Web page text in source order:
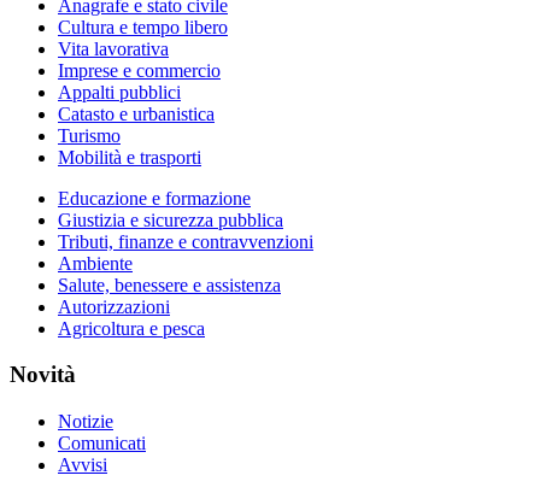
Anagrafe e stato civile
Cultura e tempo libero
Vita lavorativa
Imprese e commercio
Appalti pubblici
Catasto e urbanistica
Turismo
Mobilità e trasporti
Educazione e formazione
Giustizia e sicurezza pubblica
Tributi, finanze e contravvenzioni
Ambiente
Salute, benessere e assistenza
Autorizzazioni
Agricoltura e pesca
Novità
Notizie
Comunicati
Avvisi